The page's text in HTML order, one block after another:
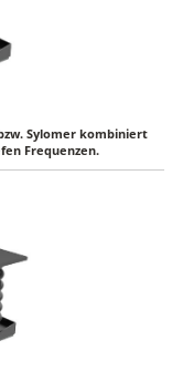
Sylomer kombiniert
Frequenzen.